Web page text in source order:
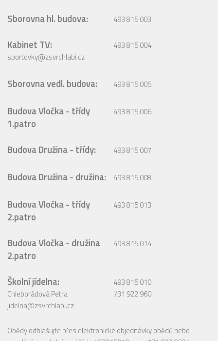
Sborovna hl. budova: 493 815 003
Kabinet TV:
sportovky@zsvrchlabi.cz
493 815 004
Sborovna vedl. budova: 493 815 005
Budova Vločka - třídy
1.patro
493 815 006
Budova Družina - třídy: 493 815 007
Budova Družina - družina: 493 815 008
Budova Vločka - třídy
2.patro
493 815 013
Budova Vločka - družina
2.patro
493 815 014
Školní jídelna:
Chleborádová Petra
jidelna@zsvrchlabi.cz
493 815 010
731 922 960
Obědy odhlašujte přes elektronické objednávky obědů nebo